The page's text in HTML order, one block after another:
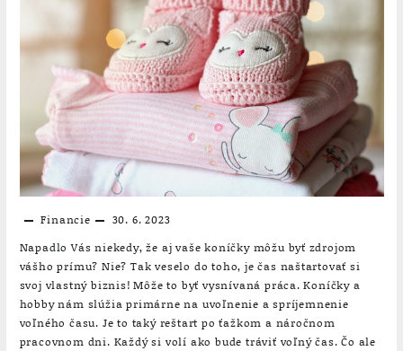
Financie
30. 6. 2023
Napadlo Vás niekedy, že aj vaše koníčky môžu byť zdrojom
vášho prímu? Nie? Tak veselo do toho, je čas naštartovať si
svoj vlastný biznis! Môže to byť vysnívaná práca. Koníčky a
hobby nám slúžia primárne na uvoľnenie a spríjemnenie
voľného času. Je to taký reštart po ťažkom a náročnom
pracovnom dni. Každý si volí ako bude tráviť voľný čas. Čo ale